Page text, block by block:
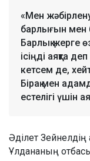
«Мен
барлығын мен
Барлық жерге
ісіңді аяқта
кетсем де,
Бірақ мен
естелігі үшін
Әділет
Ұлдананың